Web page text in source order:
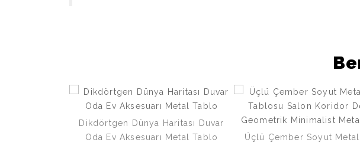
Dikdörtgen Dünya Haritası Duvar
Oda Ev Aksesuarı Metal Tablo
Üçlü Çember Soyut